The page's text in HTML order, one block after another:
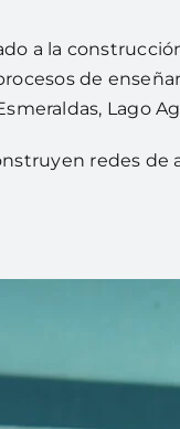
a la
de
Lago
redes de